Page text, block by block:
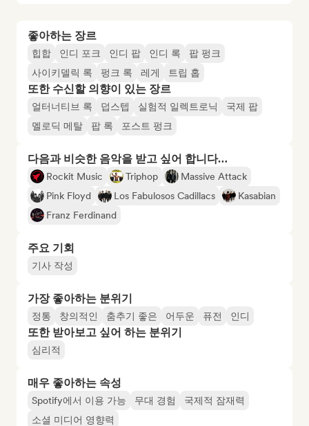
좋아하는 장르
힙합 인디 포크 인디 팝 인디 록
팝 펑크
사이키델릭 록
펑크 록 레게 트립 홉
또한 수신할 의향이 있는 장르
얼터너티브 록 덥스텝 실험적 일렉트로닉
국제 팝
멜로딕 메탈
팝 록 포스트 펑크
다음과 비슷한 음악을 받고 싶어 합니다…
Rockit Music Triphop
Massive Attack
Pink Floyd
Los Fabulosos Cadillacs
Kasabian
Franz Ferdinand
주요 기회
기사 작성
가장 좋아하는 분위기
정통 창의적인 춤추기 좋은 어두운 퓨전 인디
또한 받아보고 싶어 하는 분위기
심리적
매우 좋아하는 속성
Spotify에서 이용 가능 무대 경험
국제적 잠재력
소셜 미디어 영향력